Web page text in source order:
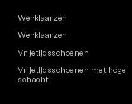
Werklaarzen
Werklaarzen
Vrijetijdsschoenen
Vrijetijdsschoenen met hoge
schacht